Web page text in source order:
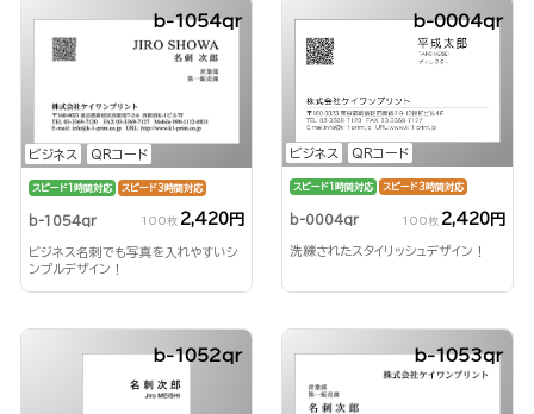
ビジネス QRコード
b-1054qr
スピード1時間対応 スピード3時間対応
b-1054qr 100枚 2,420円
ビジネス名刺でも写真を入れやすいシ
ンプルデザイン！
ビジネス QRコード
b-0004qr
スピード1時間対応 スピード3時間対応
b-0004qr 100枚 2,420円
洗練されたスタイリッシュデザイン！
b-1052qr b-1053qr